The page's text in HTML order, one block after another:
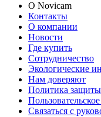
О Novicam
Контакты
О компании
Новости
Где купить
Сотрудничество
Экологические
Нам доверяют
Политика
Связаться с